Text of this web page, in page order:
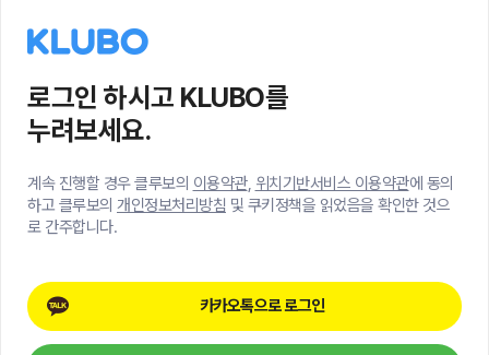
로그인 하시고 KLUBO를
누려보세요.
계속 진행할 경우 클루보의 이용약관, 위치기반서비스 이용약관에 동의
하고 클루보의 개인정보처리방침 및 쿠키정책을 읽었음을 확인한 것으
로 간주합니다.
카카오톡으로 로그인